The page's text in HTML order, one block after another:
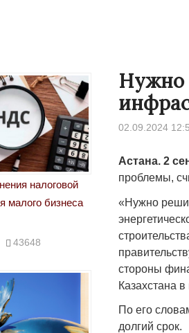
Нужно
02.09.2024
Астана. 2
проблемы,
«Нужно
стороны
Казахстана
По его
долгий срок.
налоговой
малого бизнеса
43648